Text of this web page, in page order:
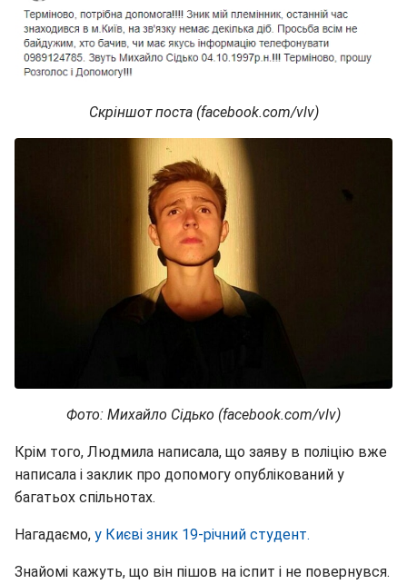
Скріншот поста (facebook.com/vlv)
Фото: Михайло Сідько (facebook.com/vlv)
Крім того, Людмила написала, що заяву в поліцію вже
написала і заклик про допомогу опублікований у
багатьох спільнотах.
Нагадаємо, у Києві зник 19-річний студент.
Знайомі кажуть, що він пішов на іспит і не повернувся.